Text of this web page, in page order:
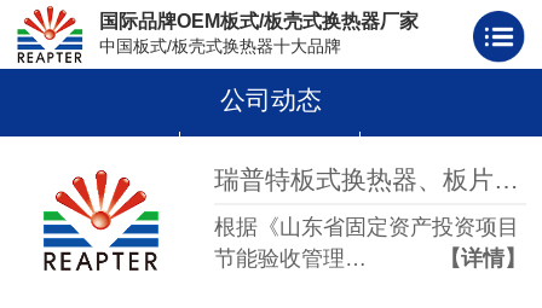
国际品牌OEM板式/板壳式换热器厂家
中国板式/板壳式换热器十大品牌
板壳式换热器
公司动态
瑞普特板式换热器、板片及胶条生产项目 节能验收公示
根据《山东省固定资产投资项目
节能验收管理…
【详情】